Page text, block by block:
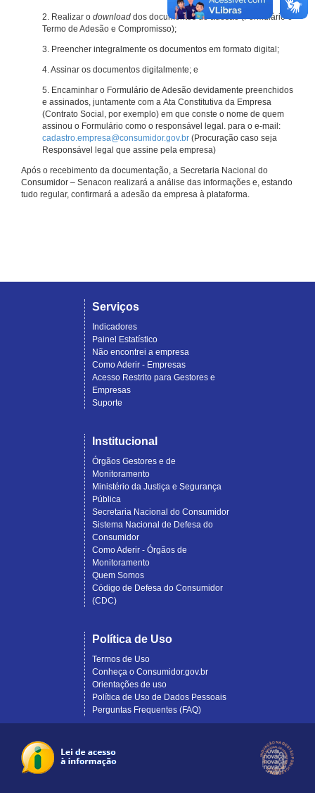
2. Realizar o download dos documentos de adesão (Formulário e
Termo de Adesão e Compromisso);
3. Preencher integralmente os documentos em formato digital;
4. Assinar os documentos digitalmente; e
5. Encaminhar o Formulário de Adesão devidamente preenchidos
e assinados, juntamente com a Ata Constitutiva da Empresa
(Contrato Social, por exemplo) em que conste o nome de quem
assinou o Formulário como o responsável legal. para o e-mail:
cadastro.empresa@consumidor.gov.br (Procuração caso seja
Responsável legal que assine pela empresa)
Após o recebimento da documentação, a Secretaria Nacional do
Consumidor – Senacon realizará a análise das informações e, estando
tudo regular, confirmará a adesão da empresa à plataforma.
Serviços
Indicadores
Painel Estatístico
Não encontrei a empresa
Como Aderir - Empresas
Acesso Restrito para Gestores e
Empresas
Suporte
Institucional
Órgãos Gestores e de
Monitoramento
Ministério da Justiça e Segurança
Pública
Secretaria Nacional do Consumidor
Sistema Nacional de Defesa do
Consumidor
Como Aderir - Órgãos de
Monitoramento
Quem Somos
Código de Defesa do Consumidor
(CDC)
Política de Uso
Termos de Uso
Conheça o Consumidor.gov.br
Orientações de uso
Política de Uso de Dados Pessoais
Perguntas Frequentes (FAQ)